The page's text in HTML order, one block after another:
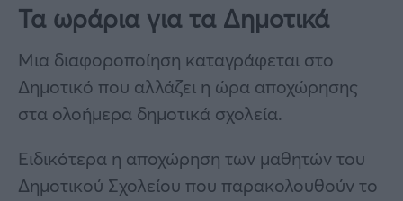
Τα ωράρια για τα Δημοτικά
Μια διαφοροποίηση καταγράφεται στο
Δημοτικό που αλλάζει η ώρα αποχώρησης
στα ολοήμερα δημοτικά σχολεία.
Ειδικότερα η αποχώρηση των μαθητών του
Δημοτικού Σχολείου που παρακολουθούν το